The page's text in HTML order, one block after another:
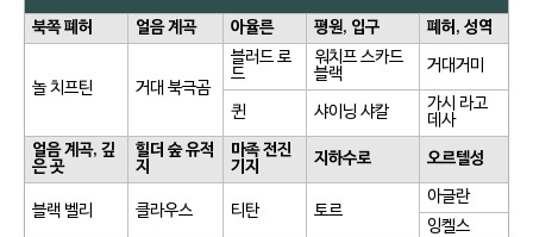
북쪽 폐허 얼음 계곡 아율른 평원, 입구 폐허, 성역
놀 치프틴 거대 북극곰
블러드 로
드
워치프 스카드
블랙
거대거미
퀸 샤이닝 샤칼
가시 라고
데사
얼음 계곡, 깊
은 곳
힐더 숲 유적
지
마족 전진
기지
지하수로 오르텔성
블랙 벨리 클라우스 티탄 토르
아글란
잉켈스